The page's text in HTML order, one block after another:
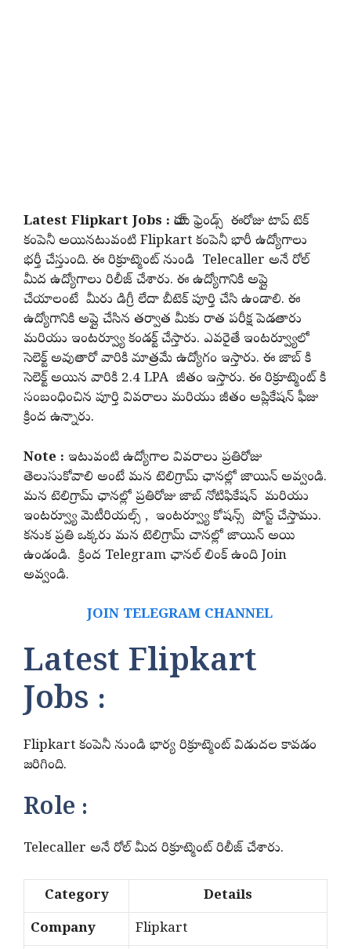
Latest Flipkart Jobs : హాయ్ ఫ్రెండ్స్ ఈరోజు టాప్ టెక్
కంపెనీ అయినటువంటి Flipkart కంపెనీ భారీ ఉద్యోగాలు
భర్తీ చేస్తుంది. ఈ రిక్రూట్మెంట్ నుండి Telecaller అనే రోల్
మీద ఉద్యోగాలు రిలీజ్ చేశారు. ఈ ఉద్యోగానికి అప్లై
చేయాలంటే మీరు డిగ్రీ లేదా బీటెక్ పూర్తి చేసి ఉండాలి. ఈ
ఉద్యోగానికి అప్లై చేసిన తర్వాత మీకు రాత పరీక్ష పెడతారు
మరియు ఇంటర్వ్యూ కండక్ట్ చేస్తారు. ఎవరైతే ఇంటర్వ్యూలో
సెలెక్ట్ అవుతారో వారికి మాత్రమే ఉద్యోగం ఇస్తారు. ఈ జాబ్ కి
సెలెక్ట్ అయిన వారికి 2.4 LPA జీతం ఇస్తారు. ఈ రిక్రూట్మెంట్ కి
సంబంధించిన పూర్తి వివరాలు మరియు జీతం అప్లికేషన్ ఫీజు
క్రింద ఉన్నారు.
Note : ఇటువంటి ఉద్యోగాల వివరాలు ప్రతిరోజు
తెలుసుకోవాలి అంటే మన టెలిగ్రామ్ ఛానల్లో జాయిన్ అవ్వండి.
మన టెలిగ్రామ్ ఛానల్లో ప్రతిరోజు జాబ్ నోటిఫికేషన్ మరియు
ఇంటర్వ్యూ మెటీరియల్స్ , ఇంటర్వ్యూ కోషన్స్ పోస్ట్ చేస్తాము.
కనుక ప్రతి ఒక్కరు మన టెలిగ్రామ్ చానల్లో జాయిన్ అయి
ఉండండి. క్రింద Telegram ఛానల్ లింక్ ఉంది Join
అవ్వండి.
JOIN TELEGRAM CHANNEL
Latest Flipkart
Jobs :
Flipkart కంపెనీ నుండి భార్య రిక్రూట్మెంట్ విడుదల కావడం
జరిగింది.
Role :
Telecaller అనే రోల్ మీద రిక్రూట్మెంట్ రిలీజ్ చేశారు.
Category
Details
Company
Flipkart